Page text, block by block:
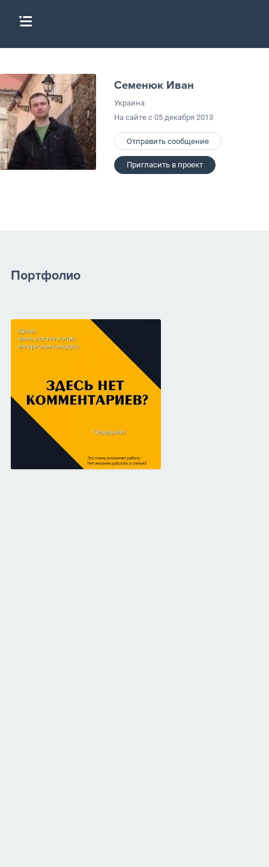
Семенюк Иван
Украина
На сайте с 05 декабря 2013
Отправить сообщение
Пригласить в проект
Портфолио